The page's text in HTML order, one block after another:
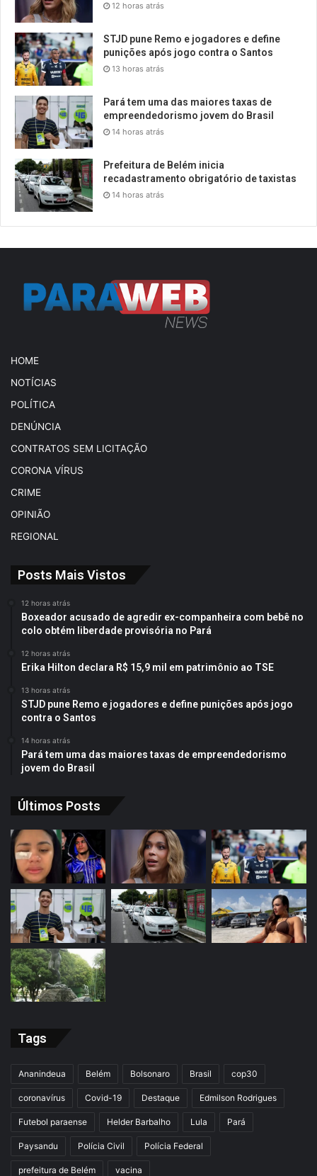
12 horas atrás
STJD pune Remo e jogadores e define
punições após jogo contra o Santos
13 horas atrás
Pará tem uma das maiores taxas de
empreendedorismo jovem do Brasil
14 horas atrás
Prefeitura de Belém inicia
recadastramento obrigatório de taxistas
14 horas atrás
HOME
NOTÍCIAS
POLÍTICA
DENÚNCIA
CONTRATOS SEM LICITAÇÃO
CORONA VÍRUS
CRIME
OPINIÃO
REGIONAL
Posts Mais Vistos
12 horas atrás
Boxeador acusado de agredir ex-companheira com bebê no
colo obtém liberdade provisória no Pará
12 horas atrás
Erika Hilton declara R$ 15,9 mil em patrimônio ao TSE
13 horas atrás
STJD pune Remo e jogadores e define punições após jogo
contra o Santos
14 horas atrás
Pará tem uma das maiores taxas de empreendedorismo
jovem do Brasil
Últimos Posts
Tags
Ananindeua Belém Bolsonaro Brasil cop30
coronavírus Covid-19 Destaque Edmilson Rodrigues
Futebol paraense Helder Barbalho Lula Pará
Paysandu Polícia Civil Polícia Federal
prefeitura de Belém vacina